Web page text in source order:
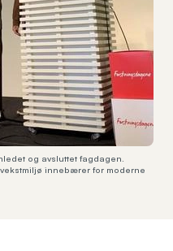
og avsluttet fagdagen.
innebærer for moderne